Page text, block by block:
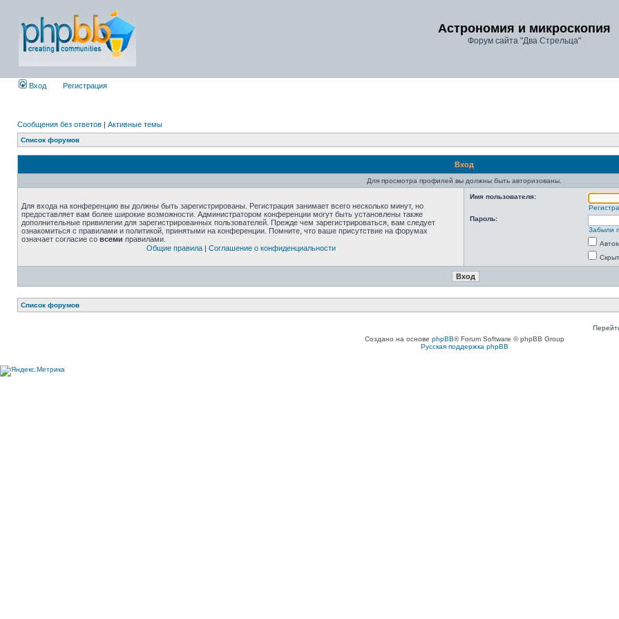
Астрономия и микроскопия
Форум сайта "Два Стрельца"
Вход Регистрация
Сообщения без ответов | Активные темы
Список форумов
Вход
Для просмотра профилей вы должны быть авторизованы.
Для входа на конференцию вы должны быть зарегистрированы. Регистрация занимает всего несколько минут, но
предоставляет вам более широкие возможности. Администратором конференции могут быть установлены также
дополнительные привилегии для зарегистрированных пользователей. Прежде чем зарегистрироваться, вам следует
ознакомиться с правилами и политикой, принятыми на конференции. Помните, что ваше присутствие на форумах
означает согласие со всеми правилами.
Общие правила| Соглашение о конфиденциальности
Имя пользователя:
Пароль:
Забыли
Список форумов
Создано на основе phpBB® Forum Software © phpBB Group
Русская поддержка phpBB